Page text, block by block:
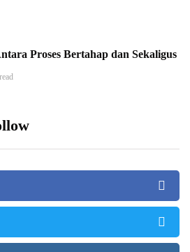
Proses Bertahap dan Sekaligus